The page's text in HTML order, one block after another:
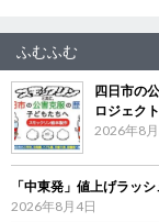
ふむふむ
四日市の
ロジェク
2026年8
「中東発」値上げラッ
2026年8月4日